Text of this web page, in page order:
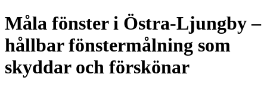
Måla fönster i Östra-Ljungby –
hållbar fönstermålning som
skyddar och förskönar